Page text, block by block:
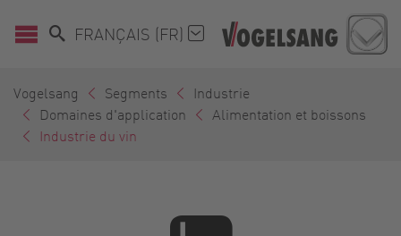
FRANÇAIS (FR)
Vogelsang Segments
Industrie
Domaines d'application
Alimentation et boissons
Industrie du vin